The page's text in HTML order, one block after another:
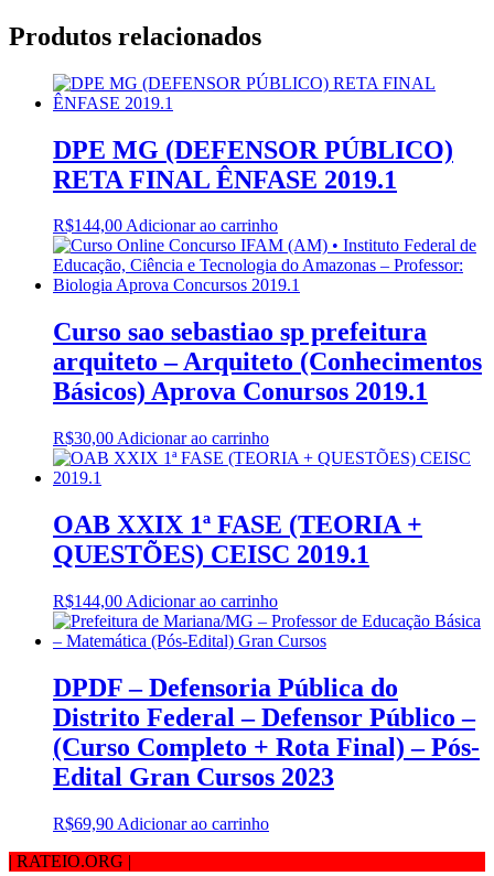
Produtos relacionados
DPE MG (DEFENSOR PÚBLICO)
RETA FINAL ÊNFASE 2019.1
R$144,00Adicionar ao carrinho
Curso sao sebastiao sp prefeitura
arquiteto – Arquiteto (Conhecimentos
Básicos) Aprova Conursos 2019.1
R$30,00 Adicionar ao carrinho
OAB XXIX 1ª FASE (TEORIA +
QUESTÕES) CEISC 2019.1
R$144,00 Adicionar ao carrinho
DPDF – Defensoria Pública do
Distrito Federal – Defensor Público –
(Curso Completo + Rota Final) – Pós-
Edital Gran Cursos 2023
R$69,90 Adicionar ao carrinho
| RATEIO.ORG |